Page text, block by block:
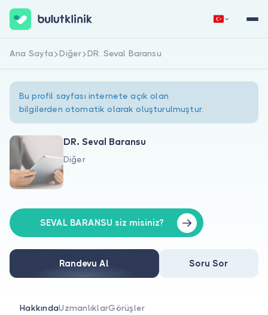
Hakkımızda
Doktorlar için
Doktor musunuz?
Hemen Kaydol
Ana Sayfa Diğer DR. Seval Baransu
Bu profil sayfası internete açık olan
bilgilerden otomatik olarak oluşturulmuştur.
DR. Seval Baransu
Diğer
SEVAL BARANSU siz misiniz?
Randevu Al Soru Sor
HakkındaUzmanlıklarGörüşler